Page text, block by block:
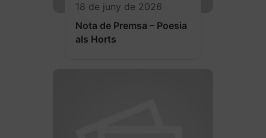
18 de juny de 2026
Nota de Premsa – Poesia
als Horts